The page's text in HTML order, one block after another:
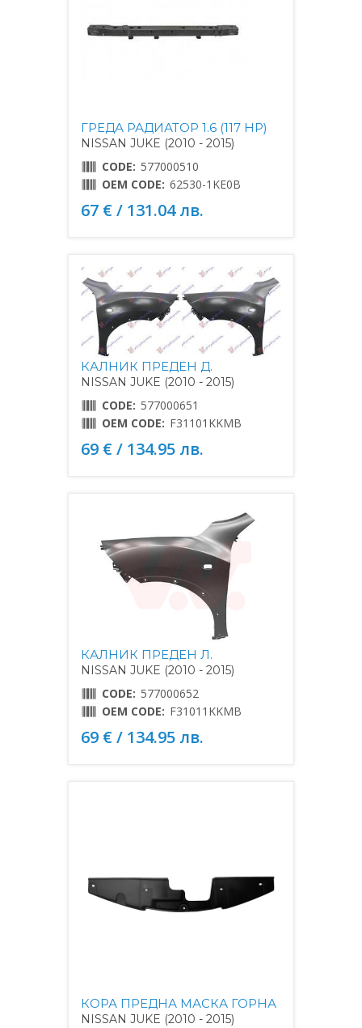
ГРЕДА РАДИАТОР 1.6 (117 HP)
NISSAN JUKE (2010 - 2015)
CODE: 577000510
OEM CODE: 62530-1KE0B
67 € / 131.04 лв.
КАЛНИК ПРЕДЕН Д.
NISSAN JUKE (2010 - 2015)
CODE: 577000651
OEM CODE: F31101KKMB
69 € / 134.95 лв.
КАЛНИК ПРЕДЕН Л.
NISSAN JUKE (2010 - 2015)
CODE: 577000652
OEM CODE: F31011KKMB
69 € / 134.95 лв.
КОРА ПРЕДНА МАСКА ГОРНА
NISSAN JUKE (2010 - 2015)